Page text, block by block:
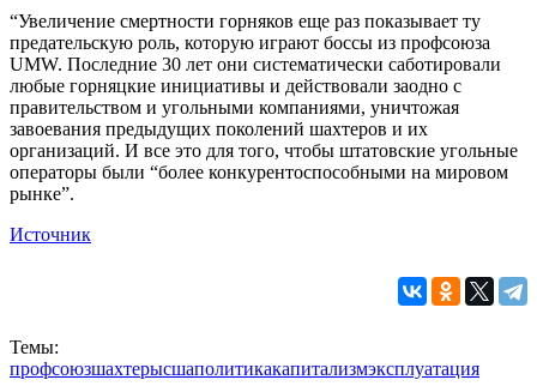
“Увеличение смертности горняков еще раз показывает ту
предательскую роль, которую играют боссы из профсоюза
UMW. Последние 30 лет они систематически саботировали
любые горняцкие инициативы и действовали заодно с
правительством и угольными компаниями, уничтожая
завоевания предыдущих поколений шахтеров и их
организаций. И все это для того, чтобы штатовские угольные
операторы были “более конкурентоспособными на мировом
рынке”.
Источник
Темы:
профсоюзшахтерысшаполитикакапитализмэксплуатация